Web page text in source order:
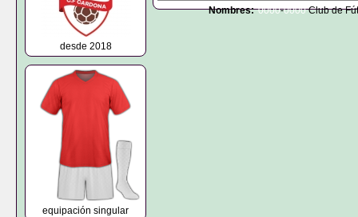
desde 2018
equipación singular
Nombres: 0000-0000Club de